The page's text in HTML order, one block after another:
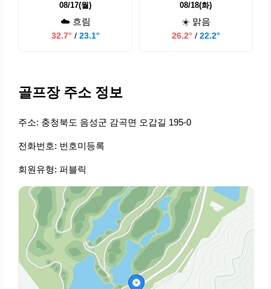
08/17(월)
☁️ 흐림
32.7° / 23.1°
08/18(화)
☀️ 맑음
26.2° / 22.2°
골프장 주소 정보
주소: 충청북도 음성군 감곡면 오갑길 195-0
전화번호: 번호미등록
회원유형: 퍼블릭